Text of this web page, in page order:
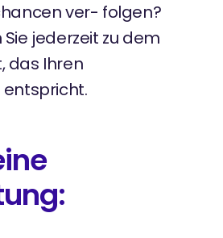
ver- folgen?
jederzeit zu dem
das Ihren